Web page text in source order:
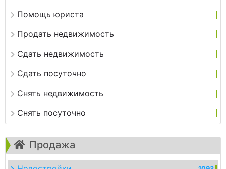
Помощь юриста
Продать недвижимость
Сдать недвижимость
Сдать посуточно
Снять недвижимость
Снять посуточно
Продажа